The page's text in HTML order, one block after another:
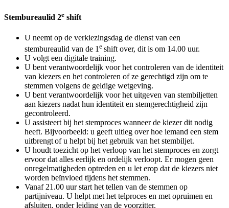
Stembureaulid 2e shift
U neemt op de verkiezingsdag de dienst van een
stembureaulid van de 1 e shift over, dit is om 14.00 uur.
U volgt een digitale training.
U bent verantwoordelijk voor het controleren van de identiteit
van kiezers en het controleren of ze gerechtigd zijn om te
stemmen volgens de geldige wetgeving.
U bent verantwoordelijk voor het uitgeven van stembiljetten
aan kiezers nadat hun identiteit en stemgerechtigheid zijn
gecontroleerd.
U assisteert bij het stemproces wanneer de kiezer dit nodig
heeft. Bijvoorbeeld: u geeft uitleg over hoe iemand een stem
uitbrengt of u helpt bij het gebruik van het stembiljet.
U houdt toezicht op het verloop van het stemproces en zorgt
ervoor dat alles eerlijk en ordelijk verloopt. Er mogen geen
onregelmatigheden optreden en u let erop dat de kiezers niet
worden beïnvloed tijdens het stemmen.
Vanaf 21.00 uur start het tellen van de stemmen op
partijniveau. U helpt met het telproces en met opruimen en
afsluiten, onder leiding van de voorzitter.